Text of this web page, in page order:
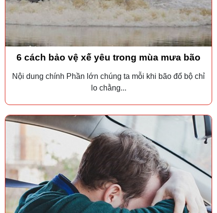
6 cách bảo vệ xế yêu trong mùa mưa bão
Nội dung chính Phần lớn chúng ta mỗi khi bão đổ bộ chỉ
lo chằng...